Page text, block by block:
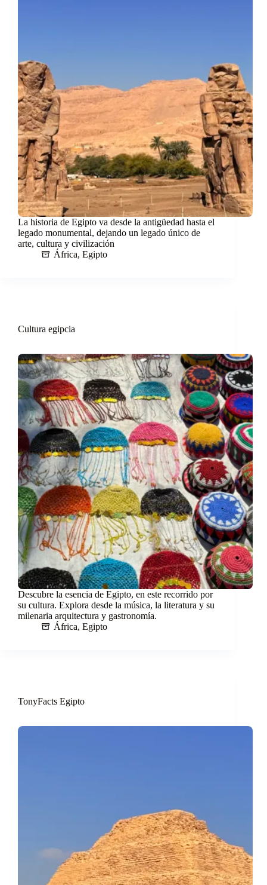
La historia de Egipto va desde la antigüedad hasta el
legado monumental, dejando un legado único de
arte, cultura y civilización
África, Egipto
Cultura egipcia
Descubre la esencia de Egipto, en este recorrido por
su cultura. Explora desde la música, la literatura y su
milenaria arquitectura y gastronomía.
África, Egipto
TonyFacts Egipto